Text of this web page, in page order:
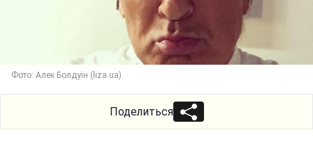
Фото: Алек Болдуін (liza.ua)
Поделиться